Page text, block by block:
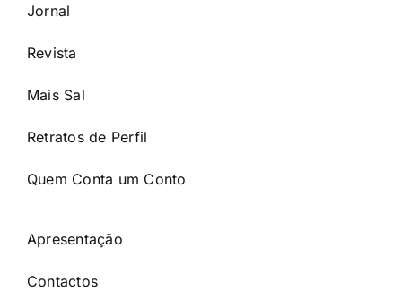
Jornal
Revista
Mais Sal
Retratos de Perfil
Quem Conta um Conto
Apresentação
Contactos